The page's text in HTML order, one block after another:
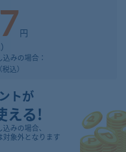
円
みの場合：
込）
トが
える!
みの場合、
象外となります